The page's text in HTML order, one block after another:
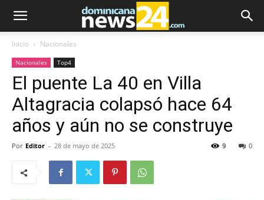
Inicio Nacionales
Nacionales Top4
El puente La 40 en Villa
Altagracia colapsó hace 64
años y aún no se construye
Por Editor - 28 de mayo de 2025 0
9